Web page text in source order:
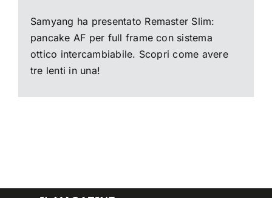
Samyang ha presentato Remaster Slim:
pancake AF per full frame con sistema
ottico intercambiabile. Scopri come avere
tre lenti in una!